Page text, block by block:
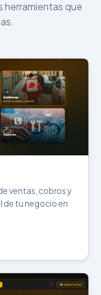
herramientas que
ventas, cobros y
de tu negocio en